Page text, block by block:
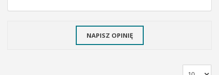
NAPISZ OPINIĘ